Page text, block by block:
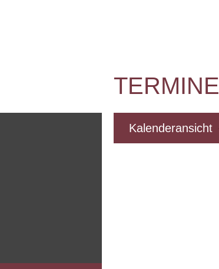
TERMINE
Kalenderansicht